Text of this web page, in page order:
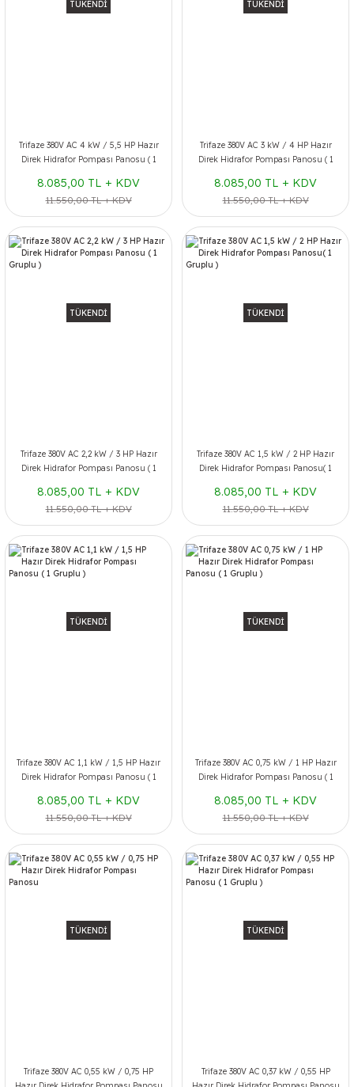
TÜKENDİ
Trifaze 380V AC 4 kW / 5,5 HP Hazır
Direk Hidrafor Pompası Panosu ( 1
8.085,00 TL + KDV
11.550,00 TL + KDV
TÜKENDİ
Trifaze 380V AC 3 kW / 4 HP Hazır
Direk Hidrafor Pompası Panosu ( 1
8.085,00 TL + KDV
11.550,00 TL + KDV
TÜKENDİ
Trifaze 380V AC 2,2 kW / 3 HP Hazır
Direk Hidrafor Pompası Panosu ( 1
8.085,00 TL + KDV
11.550,00 TL + KDV
TÜKENDİ
Trifaze 380V AC 1,5 kW / 2 HP Hazır
Direk Hidrafor Pompası Panosu( 1
8.085,00 TL + KDV
11.550,00 TL + KDV
TÜKENDİ
Trifaze 380V AC 1,1 kW / 1,5 HP Hazır
Direk Hidrafor Pompası Panosu ( 1
8.085,00 TL + KDV
11.550,00 TL + KDV
TÜKENDİ
Trifaze 380V AC 0,75 kW / 1 HP Hazır
Direk Hidrafor Pompası Panosu ( 1
8.085,00 TL + KDV
11.550,00 TL + KDV
TÜKENDİ
Trifaze 380V AC 0,55 kW / 0,75 HP
TÜKENDİ
Trifaze 380V AC 0,37 kW / 0,55 HP